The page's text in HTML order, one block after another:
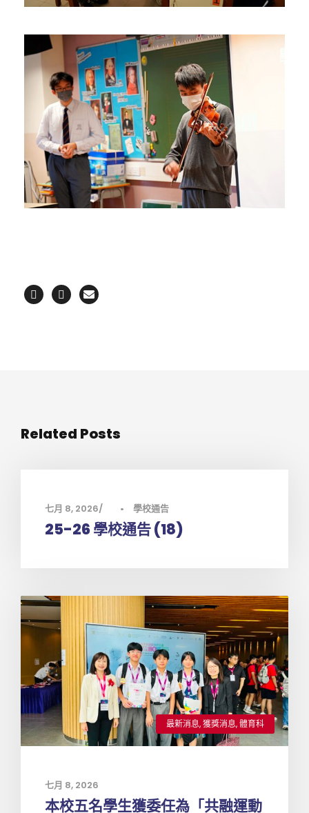
Related Posts
七月 8, 2026 • 學校通告
25-26 學校通告 (18)
最新消息,獲獎消息,體育科
七月 8, 2026
本校五名學生獲委任為「共融運動